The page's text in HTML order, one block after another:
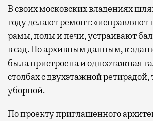
В своих московских владениях
году делают ремонт: «исправляют
рамы, полы и печи, устраивают
в сад. По архивным данным, к
была пристроена и одноэтажная
столбах с двухэтажной ретирадой,
уборной.
По проекту приглашенного